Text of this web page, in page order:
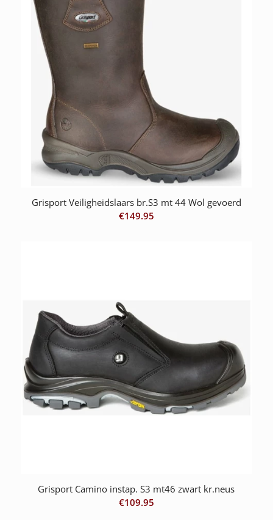
Grisport Veiligheidslaars br.S3 mt 44 Wol gevoerd
€149.95
Grisport Camino instap. S3 mt46 zwart kr.neus
€109.95